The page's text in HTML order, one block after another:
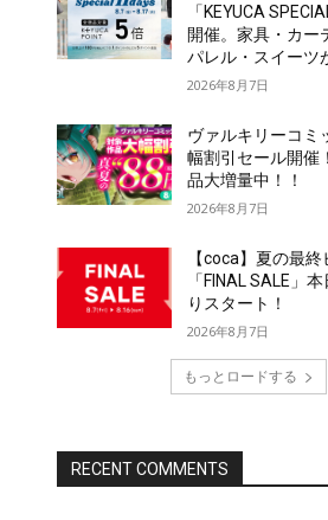
「KEYUCA
開催。家具・カー
パレル・スイーツ
2026年8月7日
ヴァルキリーコミ
幅割引セール開催
品大増量中！！
2026年8月7日
【coca】夏の最
「FINAL SALE」
りスタート！
2026年8月7日
もっとロードする
RECENT COMMENTS